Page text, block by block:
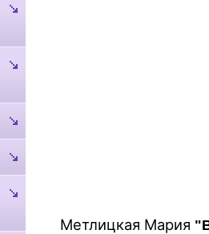
Метлицкая Мария